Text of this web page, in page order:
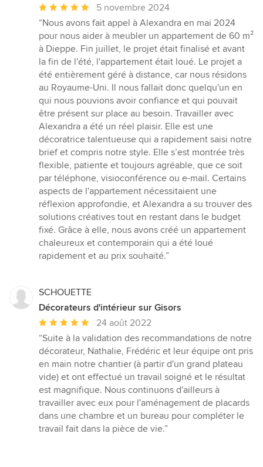
Note
moyenne
:
5
étoiles
sur
5
5 novembre 2024
“Nous avons fait appel à Alexandra en mai 2024
pour nous aider à meubler un appartement de 60 m²
à Dieppe. Fin juillet, le projet était finalisé et avant
la fin de l'été, l'appartement était loué. Le projet a
été entièrement géré à distance, car nous résidons
au Royaume-Uni. Il nous fallait donc quelqu'un en
qui nous pouvions avoir confiance et qui pouvait
être présent sur place au besoin. Travailler avec
Alexandra a été un réel plaisir. Elle est une
décoratrice talentueuse qui a rapidement saisi notre
brief et compris notre style. Elle s’est montrée très
flexible, patiente et toujours agréable, que ce soit
par téléphone, visioconférence ou e-mail. Certains
aspects de l'appartement nécessitaient une
réflexion approfondie, et Alexandra a su trouver des
solutions créatives tout en restant dans le budget
fixé. Grâce à elle, nous avons créé un appartement
chaleureux et contemporain qui a été loué
rapidement et au prix souhaité.”
SCHOUETTE
Décorateurs d'intérieur sur Gisors
Note
moyenne
:
5
étoiles
sur
5
24 août 2022
“Suite à la validation des recommandations de notre
décorateur, Nathalie, Frédéric et leur équipe ont pris
en main notre chantier (à partir d'un grand plateau
vide) et ont effectué un travail soigné et le résultat
est magnifique. Nous continuons d'ailleurs à
travailler avec eux pour l'aménagement de placards
dans une chambre et un bureau pour compléter le
travail fait dans la pièce de vie.”